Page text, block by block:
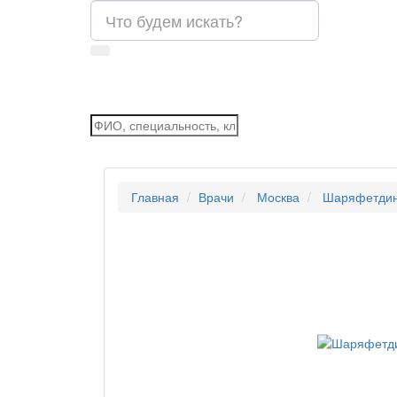
Главная
Врачи Москва